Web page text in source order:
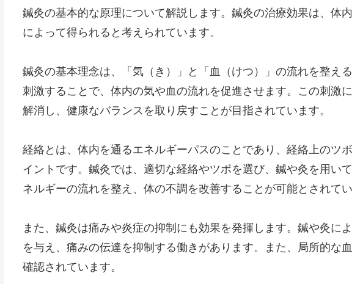
鍼灸の基本的な原理について解説します。鍼灸の治療効果は、体
によって得られると考えられています。
鍼灸の基本理念は、「気（き）」と「血（けつ）」の流れを整え
刺激することで、体内の気や血の流れを促進させます。この刺激
解消し、健康なバランスを取り戻すことが目指されています。
経絡とは、体内を通るエネルギーパスのことであり、経絡上のツ
イントです。鍼灸では、適切な経絡やツボを選び、鍼や灸を用い
ネルギーの流れを整え、体の不調を改善することが可能とされてい
また、鍼灸は痛みや炎症の抑制にも効果を発揮します。鍼や灸に
を与え、痛みの伝達を抑制する働きがあります。また、局所的な
確認されています。